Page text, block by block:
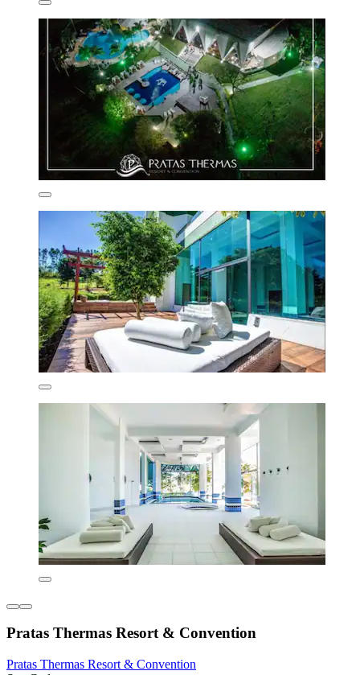
Pratas Thermas Resort & Convention
Pratas Thermas Resort & Convention